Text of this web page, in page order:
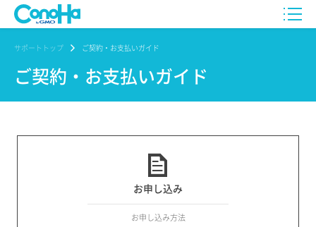
サポートトップ ご契約・お支払いガイド
ご契約・お支払いガイド
お申し込み
お申し込み方法